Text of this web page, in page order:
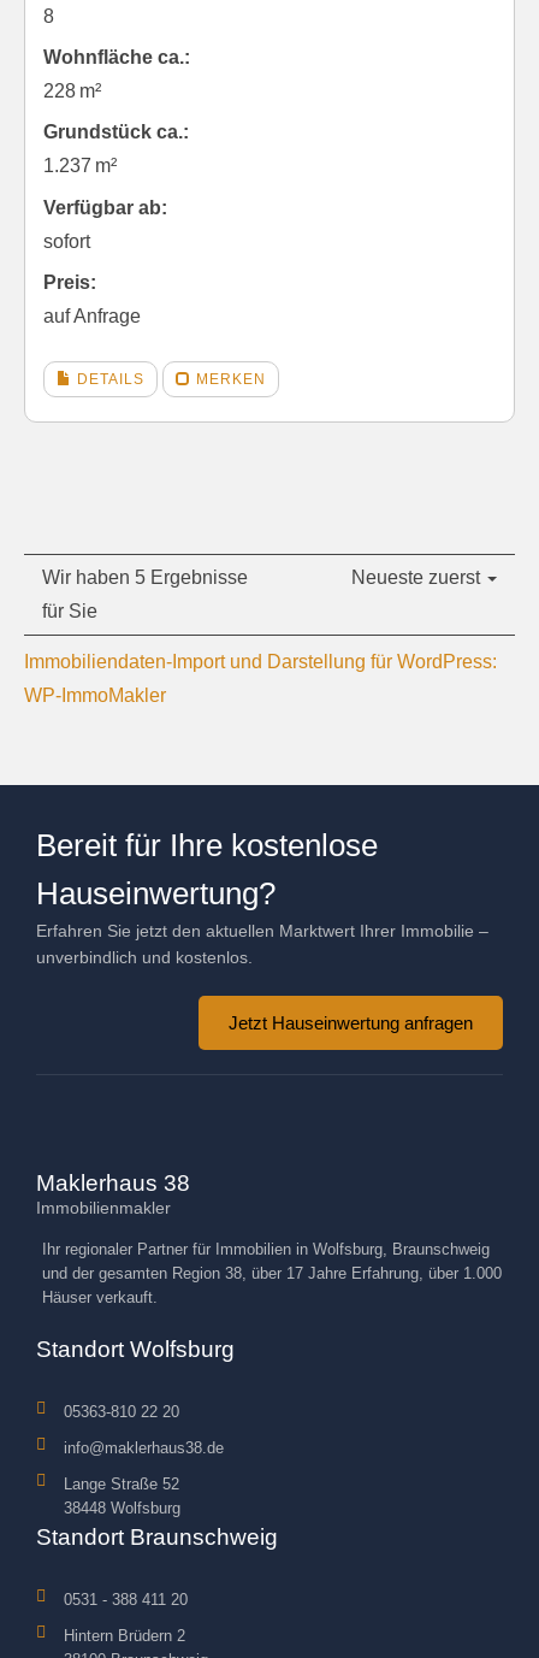
8
Wohnfläche ca.:
228 m²
Grund­stück ca.:
1.237 m²
Verfügbar ab:
sofort
Preis:
auf Anfrage
DETAILS MERKEN
Wir haben 5 Ergebnisse
für Sie
Neueste zuerst
Immobiliendaten-Import und Darstellung für WordPress:
WP-ImmoMakler
Bereit für Ihre kostenlose
Hauseinwertung?
Erfahren Sie jetzt den aktuellen Marktwert Ihrer Immobilie –
unverbindlich und kostenlos.
Jetzt Hauseinwertung anfragen
Maklerhaus 38
Immobilienmakler
Ihr regionaler Partner für Immobilien in Wolfsburg, Braunschweig
und der gesamten Region 38, über 17 Jahre Erfahrung, über 1.000
Häuser verkauft.
Standort Wolfsburg
05363-810 22 20
info@maklerhaus38.de
Lange Straße 52
38448 Wolfsburg
Standort Braunschweig
0531 - 388 411 20
Hintern Brüdern 2